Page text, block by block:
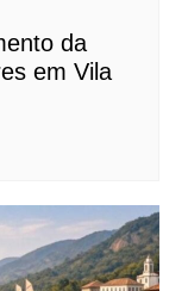
da
em Vila